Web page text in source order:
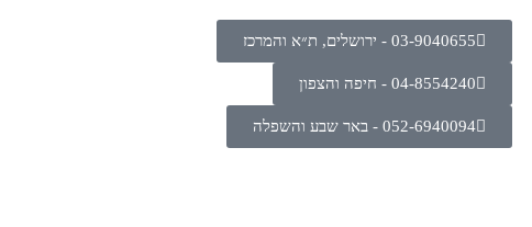
03-9040655 - ירושלים, ת״א והמרכז
04-8554240 - חיפה והצפון
052-6940094 - באר שבע והשפלה